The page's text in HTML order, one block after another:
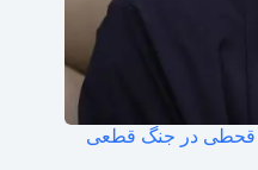
قحطی در جنگ قطعی